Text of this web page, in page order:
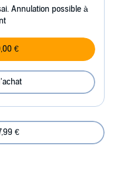
Annulation possible à
€
€